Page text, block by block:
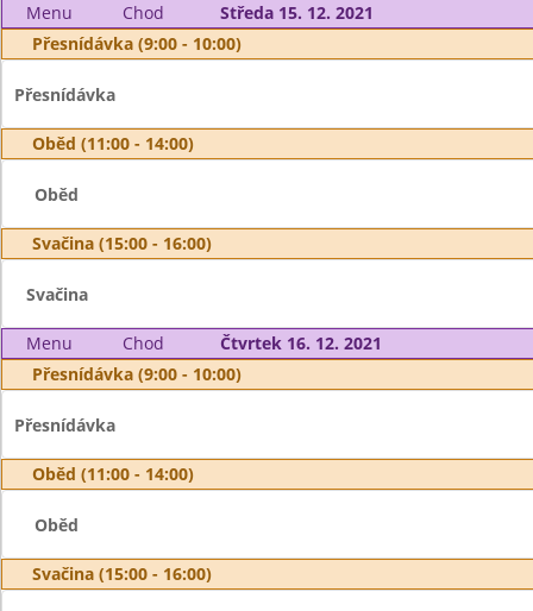
Menu Chod
Středa 15. 12. 2021
Přesnídávka (9:00 - 10:00)
Přesnídávka
Oběd (11:00 - 14:00)
Oběd
Svačina (15:00 - 16:00)
Svačina
Menu Chod
Čtvrtek 16. 12. 2021
Přesnídávka (9:00 - 10:00)
Přesnídávka
Oběd (11:00 - 14:00)
Oběd
Svačina (15:00 - 16:00)